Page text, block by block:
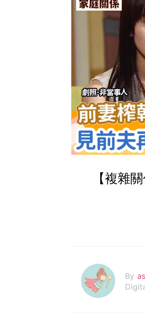
【複雜
By